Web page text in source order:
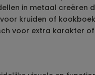
in metaal
kruiden of
voor extra karakter